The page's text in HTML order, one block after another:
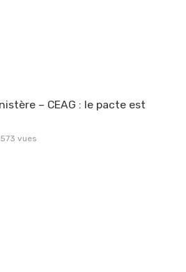
– CEAG : le pacte est
573 vues